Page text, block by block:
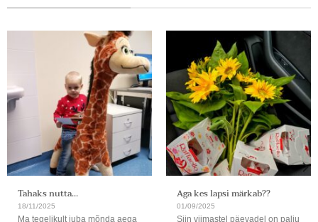
Tahaks nutta…
18/11/2025
Ma tegelikult juba mõnda aega
Aga kes lapsi märkab??
01/09/2025
Siin viimastel päevadel on palju